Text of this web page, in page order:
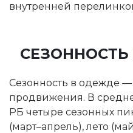
внутренней
Сезонность в одежде —
продвижения. В
РБ четыре сезонных
(март–апрель), лето